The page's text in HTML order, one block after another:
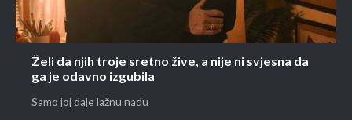
Želi da njih troje sretno žive, a nije ni svjesna da
ga je odavno izgubila
Samo joj daje lažnu nadu